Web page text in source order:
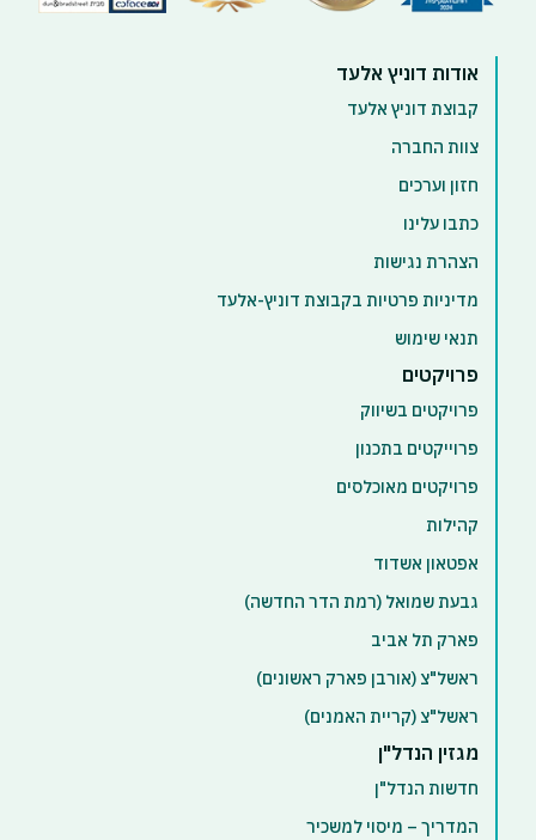
אודות דוניץ אלעד
קבוצת דוניץ אלעד
צוות החברה
חזון וערכים
כתבו עלינו
הצהרת נגישות
מדיניות פרטיות בקבוצת דוניץ-אלעד
תנאי שימוש
פרויקטים
פרויקטים בשיווק
פרוייקטים בתכנון
פרויקטים מאוכלסים
קהילות
אפטאון אשדוד
גבעת שמואל (רמת הדר החדשה)
פארק תל אביב
ראשל"צ (אורבן פארק ראשונים)
ראשל"צ (קריית האמנים)
מגזין הנדל"ן
חדשות הנדל"ן
המדריך – מיסוי למשכיר